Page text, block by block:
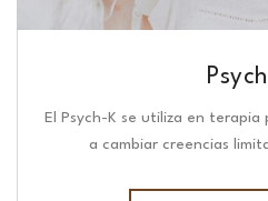
El Psych-K se utiliza en terapia
a cambiar creencias